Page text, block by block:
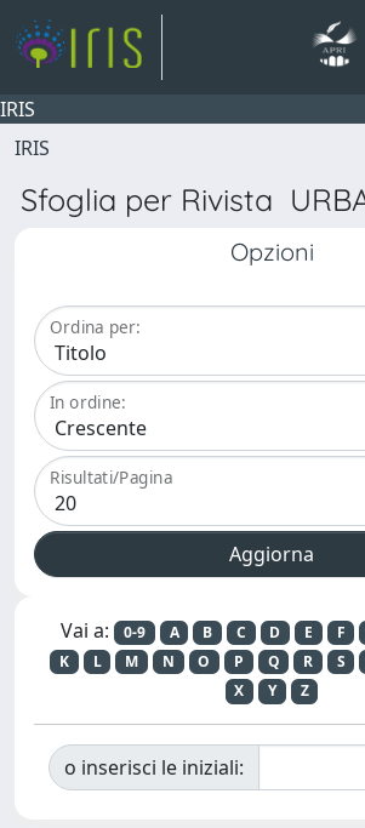
IRIS
IRIS
Sfoglia per Rivista
Opzioni
Ordina per:
In ordine:
Risultati/Pagina
Vai a: 0-9 A B C D E F
K
L M N O P Q R S
X
Y Z
o inserisci le iniziali: